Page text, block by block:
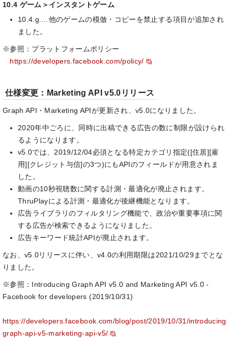
10.4 ゲーム＞インスタントゲーム
10.4.g.…他のゲームの模倣・コピーを禁止する項目が追加され
ました。
※参照：プラットフォームポリシー
https://developers.facebook.com/policy/
仕様変更：Marketing API v5.0リリース
Graph API・Marketing APIが更新され、v5.0になりました。
2020年中ごろに、同時に出稿できる広告の数に制限が設けられ
るようになります。
v5.0では、2019/12/04必須となる特定カテゴリ指定([住居][雇
用][クレジット与信]の3つ)にもAPIのフィールドが用意されま
した。
動画の10秒視聴数に関する計測・最適化が廃止されます。
ThruPlayによる計測・最適化が後継機能となります。
広告ライブラリのフィルタリング機能で、政治や重要事項に関
する広告が検索できるようになりました。
広告キーワード統計APIが廃止されます。
なお、v5.0リリースに伴い、v4.0の利用期限は2021/10/29までとな
りました。
※参照：Introducing Graph API v5.0 and Marketing API v5.0 -
Facebook for developers (2019/10/31)
https://developers.facebook.com/blog/post/2019/10/31/
graph-api-v5-marketing-api-v5/